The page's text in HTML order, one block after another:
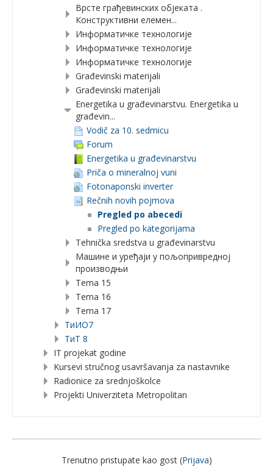
Врсте грађевинских објеката .
Конструктивни елемен...
Информатичке технологије
Информатичке технологије
Информатичке технологије
Građevinski materijali
Građevinski materijali
Energetika u građevinarstvu. Energetika u
građevin...
Vodič za 10. sedmicu
Forum
Energetika u građevinarstvu
Priča o mineralnoj vuni
Fotonaponski inverter
Rečnih novih pojmova
Pregled po abecedi
Pregled po kategorijama
Tehnička sredstva u građevinarstvu
Машине и уређаји у пољопривредној
производњи
Tema 15
Tema 16
Tema 17
TиИО7
ТиТ 8
IT projekat godine
Kursevi stručnog usavršavanja za nastavnike
Radionice za srednjoškolce
Projekti Univerziteta Metropolitan
Trenutno pristupate kao gost (Prijava)